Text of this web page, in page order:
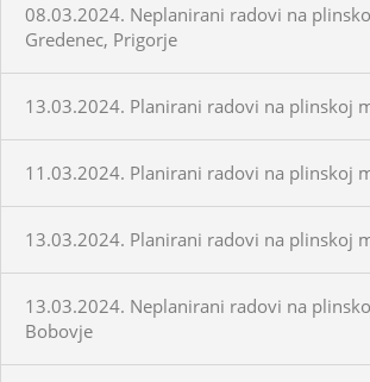
08.03.2024. Neplanirani radovi na
Gredenec, Prigorje
13.03.2024. Planirani radovi na plinskoj
11.03.2024. Planirani radovi na plinskoj
13.03.2024. Planirani radovi na plinskoj
13.03.2024. Neplanirani radovi na
Bobovje